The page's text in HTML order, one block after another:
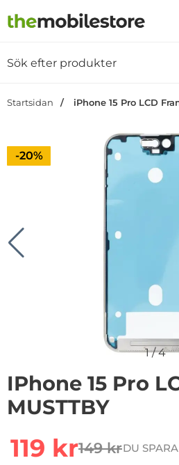
Startsidan för
Startsidan iPhone 15 Pro LCD
Priset är nedsatt med
-20%
1/4
IPhone 15 Pro
MUSTTBY
rea pris
119 krtidigare pris
149 krDU